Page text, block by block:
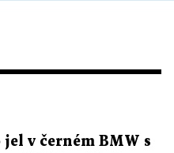
jel v černém BMW s